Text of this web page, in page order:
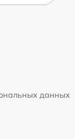
данных